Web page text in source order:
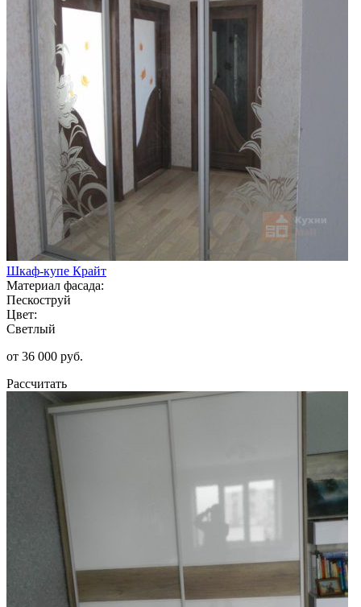
Шкаф-купе Крайт
Материал фасада:
Пескоструй
Цвет:
Светлый
от 36 000 руб.
Рассчитать